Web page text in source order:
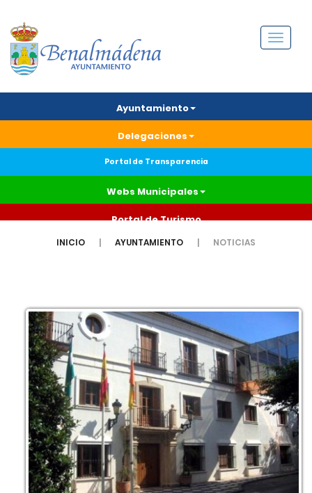
Menú
Ayuntamiento
Delegaciones
Portal de Transparencia
Webs Municipales
Portal de Turismo
INICIO AYUNTAMIENTO NOTICIAS